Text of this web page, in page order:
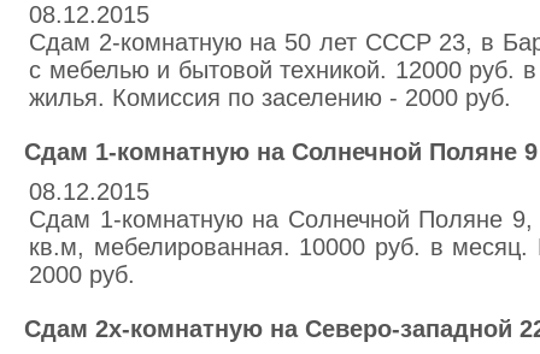
08.12.2015
Сдам 2-комнатную на 50 лет СССР 23, в
с мебелью и бытовой техникой. 12000 руб.
жилья. Комиссия по заселению - 2000 руб.
Сдам 1-комнатную на Солнечной Поляне 9
08.12.2015
Сдам 1-комнатную на Солнечной Поляне 9,
кв.м, мебелированная. 10000 руб. в
2000 руб.
Сдам 2х-комнатную на Северо-западной